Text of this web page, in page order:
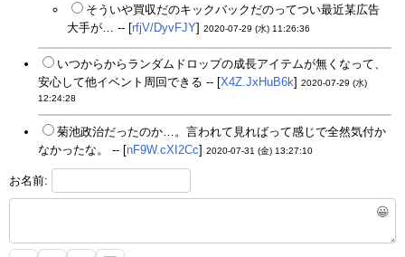
そういや買収だのキックバックだのってつい最近某広告
大手が… -- [rfjV/DyvFJY] 2020-07-29 (水) 11:26:36
いつからからランダムドロップの成長アイテムが無くなって、
安心して他イベント周回できる -- [X4Z.JxHuB6k] 2020-07-29 (水)
12:24:28
菊池政治だったのか…。言われて見ればって感じで全然気付か
なかったな。 -- [nF9W.cXI2Cc] 2020-07-31 (金) 13:27:10
お名前:
😀